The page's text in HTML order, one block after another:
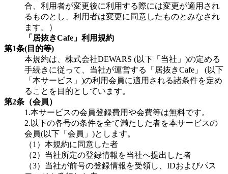
合、利用者が変更後に利用する際には変更が適用され
るものとし、利用者は変更に同意したものとみなされ
ます。）
「居抜きCafe」利用規約
第1条(目的等)
本規約は、株式会社DEWARS (以下「当社」)の定める
手続きに従って、当社が運営する「居抜きCafe」 (以下
「本サービス」)の利用会員に適用される諸条件を定め
ることを目的としています。
第2条（会員）
1.本サービスの会員登録費用や会費等は無料です。
2.以下の各号の条件を全て満たした者を本サービスの
会員(以下「会員」)とします。
（1）本規約に同意した者
（2）当社所定の登録情報を当社へ提出した者
（3）当社が前号の登録情報を受領し、IDおよびパス